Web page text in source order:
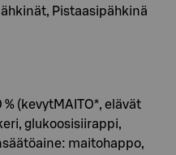
Pistaasipähkinä
(kevytMAITO*, elävät
glukoosisiirappi,
maitohappo,